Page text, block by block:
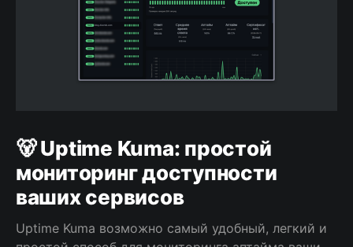
🐻 Uptime Kuma: простой
мониторинг доступности
ваших сервисов
Uptime Kuma возможно самый удобный, легкий и